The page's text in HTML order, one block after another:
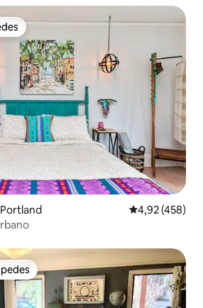
4,92 de uma
4,92 (458)
dos hóspedes